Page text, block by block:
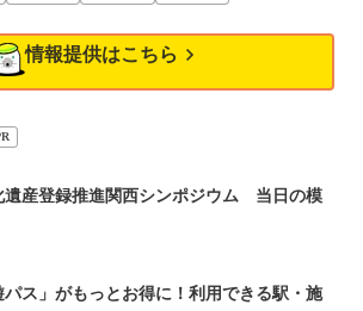
情報提供はこちら
遺産登録推進関西シンポジウム 当日の模
パス」がもっとお得に！利用できる駅・施